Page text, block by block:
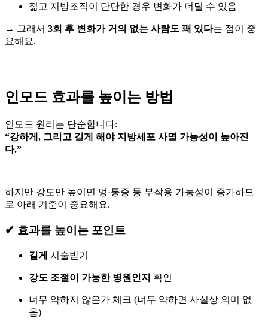
젊고 지방조직이 단단한 경우 변화가 더딜 수 있음
→ 그래서 3회 후 변화가 거의 없는 사람도 꽤 있다는 점이 중
요해요.
인모드 효과를 높이는 방법
인모드 원리는 단순합니다:
“강하게, 그리고 길게 해야 지방세포 사멸 가능성이 높아진
다.”
하지만 강도만 높이면 멍·통증 등 부작용 가능성이 증가하므
로 아래 기준이 중요해요.
✔ 효과를 높이는 포인트
길게 시술받기
강도 조절이 가능한 병원인지 확인
너무 약하지 않은가 체크 (너무 약하면 사실상 의미 없
음)